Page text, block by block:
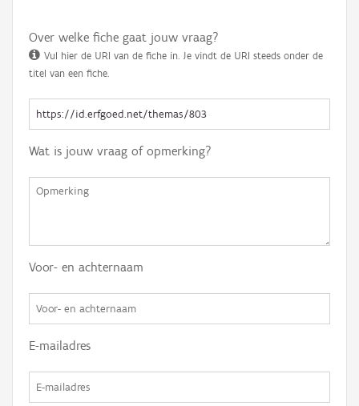
Over welke fiche gaat jouw vraag?
Vul hier de URI van de fiche in. Je vindt de URI steeds onder de
titel van een fiche.
Wat is jouw vraag of opmerking?
Voor- en achternaam
E-mailadres